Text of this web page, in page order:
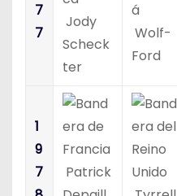
7
7
Jody
Scheck
ter
Wolf-
Ford
1
9
7
Patrick